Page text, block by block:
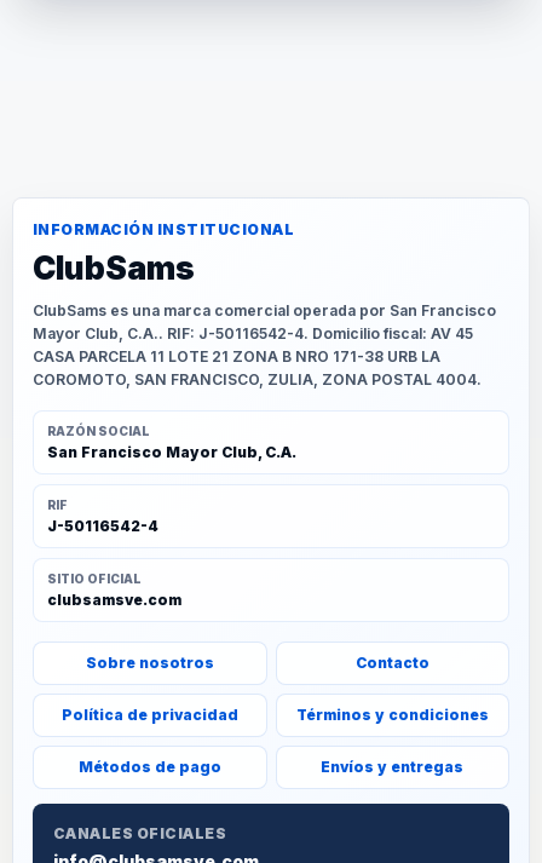
INFORMACIÓN INSTITUCIONAL
ClubSams
ClubSams es una marca comercial operada por San Francisco
Mayor Club, C.A.. RIF: J-50116542-4. Domicilio fiscal: AV 45
CASA PARCELA 11 LOTE 21 ZONA B NRO 171-38 URB LA
COROMOTO, SAN FRANCISCO, ZULIA, ZONA POSTAL 4004.
RAZÓN SOCIAL
San Francisco Mayor Club, C.A.
RIF
J-50116542-4
SITIO OFICIAL
clubsamsve.com
Sobre nosotros Contacto
Política de privacidad Términos y condiciones
Métodos de pago Envíos y entregas
CANALES OFICIALES